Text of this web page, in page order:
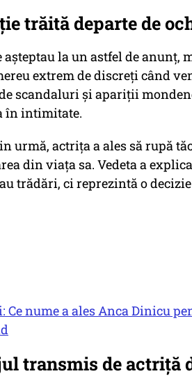
trăită departe de
așteptau la un astfel de anunț,
extrem de discreți când
scandaluri și apariții
în intimitate.
urmă, actrița a ales să rupă
din viața sa. Vedeta a
trădări, ci reprezintă o
Ce nume a ales Anca Dinicu
transmis de actriță